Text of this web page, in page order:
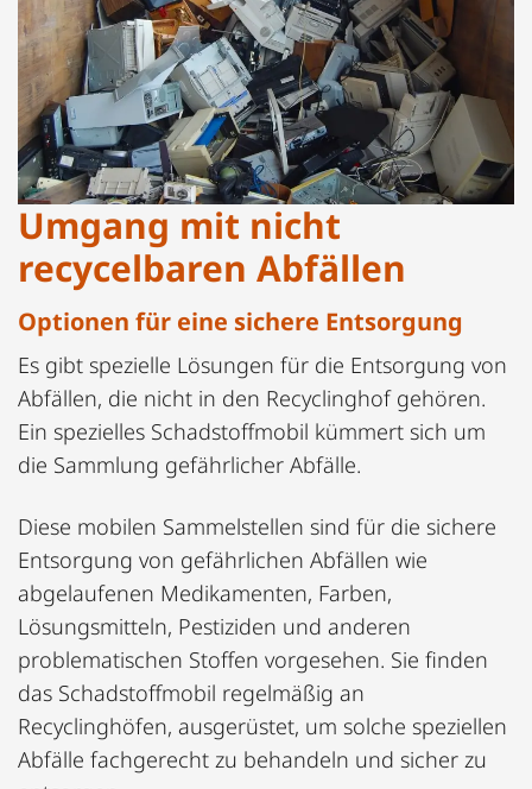
Umgang mit nicht
recycelbaren Abfällen
Optionen für eine sichere Entsorgung
Es gibt spezielle Lösungen für die Entsorgung von
Abfällen, die nicht in den Recyclinghof gehören.
Ein spezielles Schadstoffmobil kümmert sich um
die Sammlung gefährlicher Abfälle.
Diese mobilen Sammelstellen sind für die sichere
Entsorgung von gefährlichen Abfällen wie
abgelaufenen Medikamenten, Farben,
Lösungsmitteln, Pestiziden und anderen
problematischen Stoffen vorgesehen. Sie finden
das Schadstoffmobil regelmäßig an
Recyclinghöfen, ausgerüstet, um solche speziellen
Abfälle fachgerecht zu behandeln und sicher zu